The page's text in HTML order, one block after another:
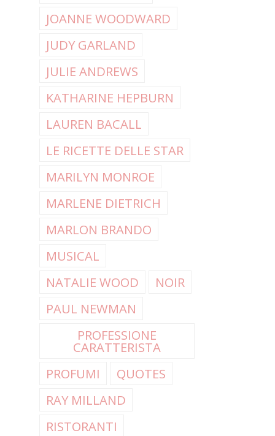
JOANNE WOODWARD
JUDY GARLAND
JULIE ANDREWS
KATHARINE HEPBURN
LAUREN BACALL
LE RICETTE DELLE STAR
MARILYN MONROE
MARLENE DIETRICH
MARLON BRANDO
MUSICAL
NATALIE WOOD
NOIR
PAUL NEWMAN
PROFESSIONE
CARATTERISTA
PROFUMI
QUOTES
RAY MILLAND
RISTORANTI